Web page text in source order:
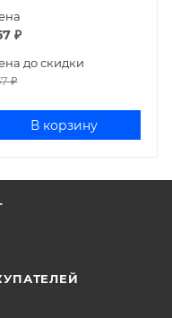
₽
до скидки
₽
В корзину